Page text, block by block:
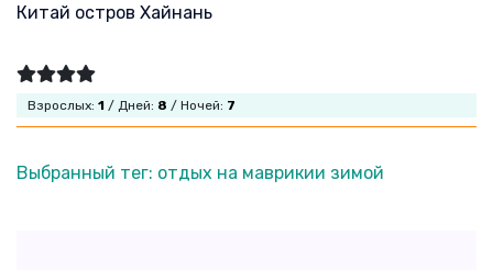
Китай остров Хайнань
Взрослых: 1 / Дней: 8 / Ночей: 7
Выбранный тег: отдых на маврикии зимой